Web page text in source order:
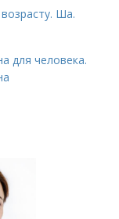
Ша.
для человека.